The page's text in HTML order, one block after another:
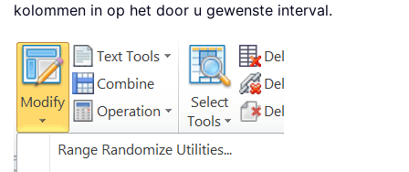
kolommen in op het door u gewenste interval.